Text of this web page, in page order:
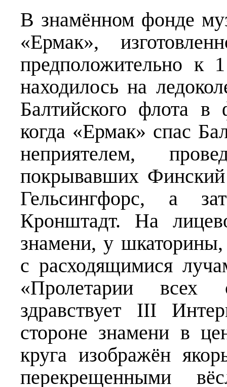
В знамённом фонде
«Ермак»,
предположительно к
находилось на
Балтийского флота в
когда «Ермак» спас
неприятелем,
покрывавших
Гельсингфорс, а
Кронштадт. На
знамени, у
с расходящимися
«Пролетарии всех
здравствует III
стороне знамени в
круга изображён
перекрещенными